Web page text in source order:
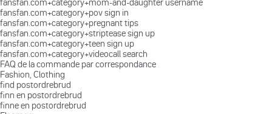
fansfan.com+category+mom-and-daughter username
fansfan.com+category+pov sign in
fansfan.com+category+pregnant tips
fansfan.com+category+striptease sign up
fansfan.com+category+teen sign up
fansfan.com+category+videocall search
FAQ de la commande par correspondance
Fashion, Clothing
find postordrebrud
finn en postordrebrud
finne en postordrebrud